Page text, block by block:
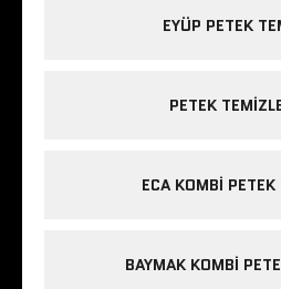
EYÜP PETEK
PETEK
ECA KOMBI
BAYMAK KOMBI